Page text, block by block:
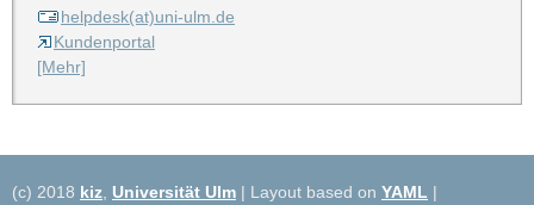
helpdesk(at)uni-ulm.de
Kundenportal
[Mehr]
(c) 2018 kiz Universität Ulm | Layout based on YAML |